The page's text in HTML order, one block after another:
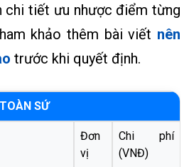
chi tiết ưu nhược điểm từng
khảo thêm bài viết nên
trước khi quyết định.
SỨ
Đơn
vị
Chi phí
(VNĐ)